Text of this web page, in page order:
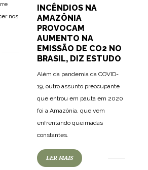
nos
INCÊNDIOS NA
AMAZÔNIA
PROVOCAM
AUMENTO NA
EMISSÃO DE CO2 NO
BRASIL, DIZ ESTUDO
Além da pandemia da COVID-
19, outro assunto preocupante
que entrou em pauta em 2020
foi a Amazônia, que vem
enfrentando queimadas
constantes.
LER MAIS